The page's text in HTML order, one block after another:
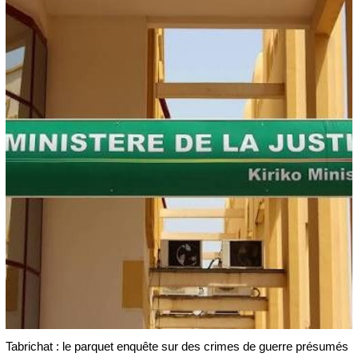
Tabrichat : le parquet enquête sur des crimes de guerre présumés